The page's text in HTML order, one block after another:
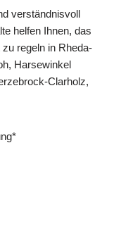
verständnisvoll
helfen Ihnen, das
regeln in Rheda-
Harsewinkel
Clarholz,